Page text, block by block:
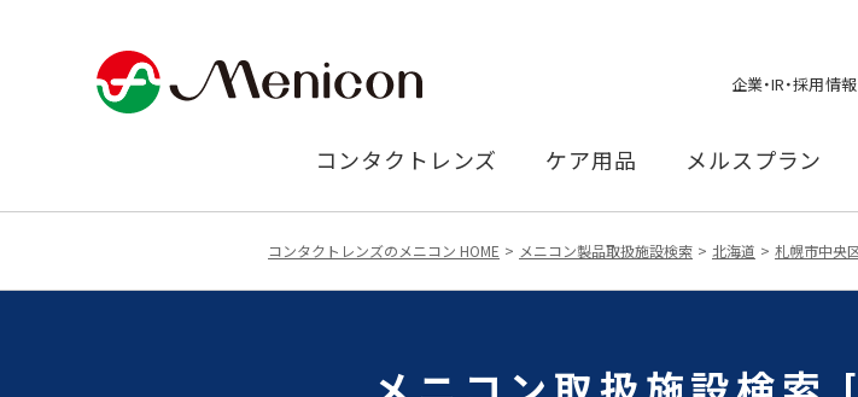
企業・IR・採用情報
コンタクトレンズ ケア用品 メルスプラン
コンタクトレンズのメニコン HOME メニコン製品取扱施設検索 北海道 札幌市中央